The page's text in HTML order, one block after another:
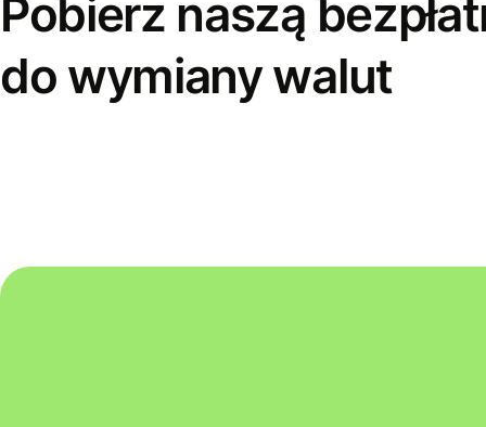
Pobierz naszą
do wymiany walut